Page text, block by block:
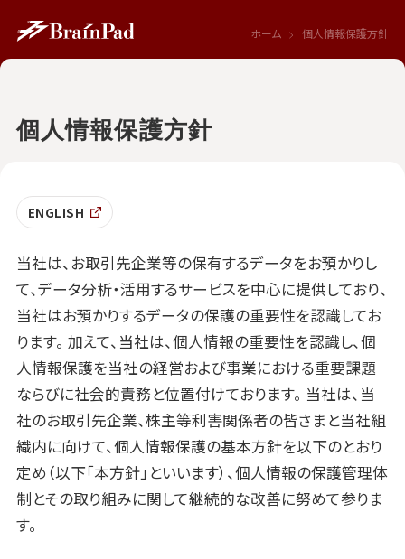
ホーム 個人情報保護方針
個人情報保護方針
ENGLISH
当社は、お取引先企業等の保有するデータをお預かりし
て、データ分析・活用するサービスを中心に提供しており、
当社はお預かりするデータの保護の重要性を認識してお
ります。 加えて、当社は、個人情報の重要性を認識し、個
人情報保護を当社の経営および事業における重要課題
ならびに社会的責務と位置付けております。 当社は、当
社のお取引先企業、株主等利害関係者の皆さまと当社組
織内に向けて、個人情報保護の基本方針を以下のとおり
定め（以下「本方針」といいます）、個人情報の保護管理体
制とその取り組みに関して継続的な改善に努めて参りま
す。